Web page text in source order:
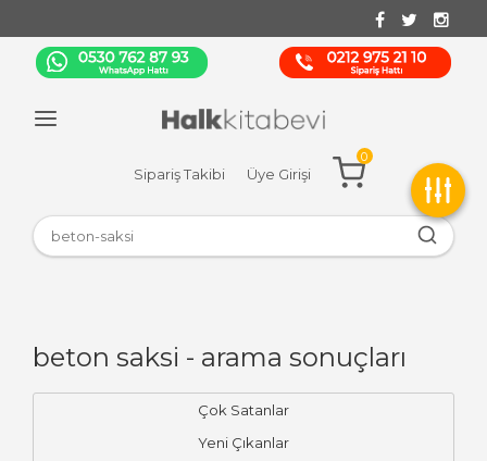
Sipariş Takibi Üye Girişi
0
beton saksi - arama sonuçları
Çok Satanlar
Yeni Çıkanlar